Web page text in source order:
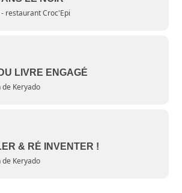
restaurant Croc'Epi
LIVRE ENGAGÉ
de Keryado
& RÉ INVENTER !
de Keryado